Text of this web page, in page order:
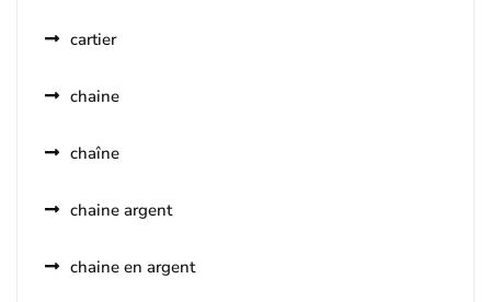
cartier
chaine
chaîne
chaine argent
chaine en argent